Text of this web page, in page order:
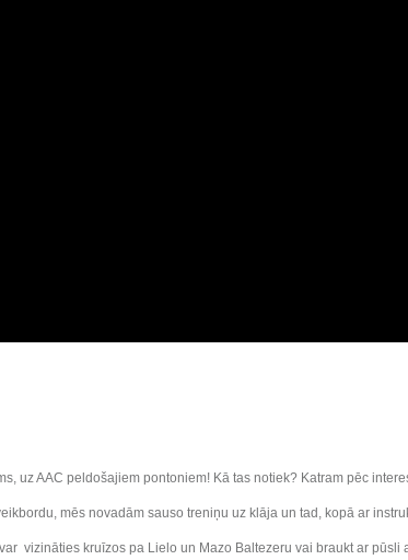
uz AAC peldošajiem pontoniem! Kā tas notiek? Katram pēc
mēs novadām sauso treniņu uz klāja un tad, kopā ar
vizināties kruīzos pa Lielo un Mazo Baltezeru vai braukt ar